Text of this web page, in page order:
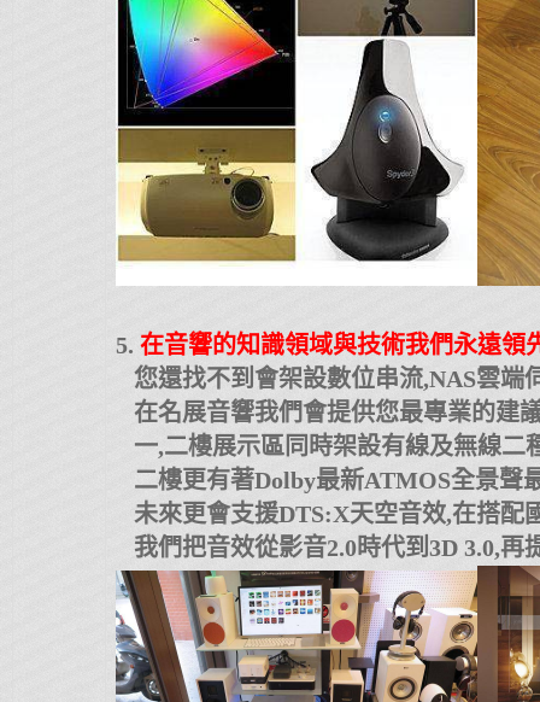
5. 在音響的知識領域與技術我們永遠領
您還找不到會架設數位串流,NAS雲端
在名展音響我們會提供您最專業的建
一,二樓展示區同時架設有線及無線二
二樓更有著Dolby最新ATMOS全景聲
未來更會支援DTS:X天空音效,在搭配
我們把音效從影音2.0時代到3D 3.0,再